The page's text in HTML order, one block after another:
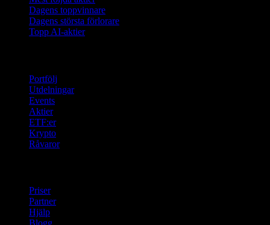
Dagens toppvinnare
Dagens största förlorare
Topp AI-aktier
Portfölj
Utdelningar
Events
Aktier
ETF:er
Krypto
Råvaror
Priser
Partner
Hjälp